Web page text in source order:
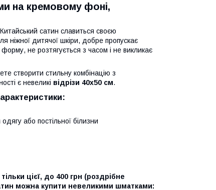
на кремовому фоні,
сатин славиться своєю
ніжної дитячої шкіри, добре пропускає
не розтягується з часом і не викликає
створити стильну комбінацію з
є невеликі відрізи 40х50 см.
або постільної білизни
цієї, до 400 грн (роздрібне
можна купити невеликими шматками: